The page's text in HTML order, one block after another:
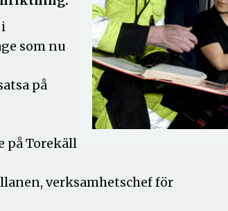
som nu
på
på Torekäll
verksamhetschef för